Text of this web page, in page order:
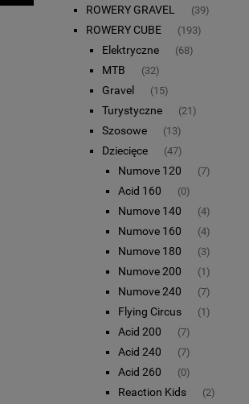
ROWERY GRAVEL (39)
ROWERY CUBE (193)
Elektryczne (68)
MTB (32)
Gravel (15)
Turystyczne (21)
Szosowe (13)
Dziecięce (47)
Numove 120 (7)
Acid 160 (0)
Numove 140 (4)
Numove 160 (4)
Numove 180 (3)
Numove 200 (1)
Numove 240 (7)
Flying Circus (1)
Acid 200 (7)
Acid 240 (7)
Acid 260 (0)
Reaction Kids (2)